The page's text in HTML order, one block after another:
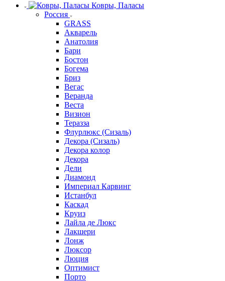
Ковры, Паласы
Россия
GRASS
Акварель
Анатолия
Бари
Бостон
Богема
Бриз
Вегас
Веранда
Веста
Визион
Теразза
Флурлюкс (Сизаль)
Декора (Сизаль)
Декора колор
Декора
Дели
Диамонд
Империал Карвинг
Истанбул
Каскад
Круиз
Лайла де Люкс
Лакшери
Лонж
Люксор
Люция
Оптимист
Порто